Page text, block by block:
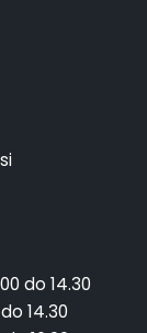
do 14.30
14.30